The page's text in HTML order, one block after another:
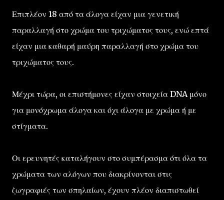
Επιπλέον 18 από τα άλογα είχαν μια γενετική
παραλλαγή στο χρώμα του τριχώματος τους, ενώ επτά
είχαν μια καθαρή μαύρη παραλλαγή στο χρώμα του
τριχώματος τους.
Μέχρι τώρα, οι επιστήμονες είχαν στοιχεία DNA μόνο
για μονόχρωμα άλογα και όχι άλογα με χρώμα ή με
στίγματα.
Οι ερευνητές καταλήγουν στο συμπέρασμα ότι όλα τα
χρώματα των αλόγων που διακρίνονται στις
ζωγραφιές των σπηλαίων, έχουν πλέον διαπιστωθεί